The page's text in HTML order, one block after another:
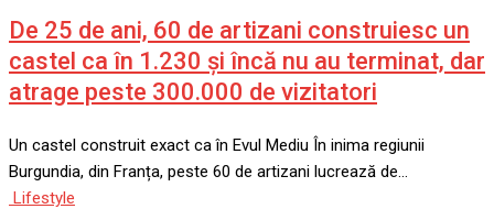
De 25 de ani, 60 de artizani construiesc un
castel ca în 1.230 și încă nu au terminat, dar
atrage peste 300.000 de vizitatori
Un castel construit exact ca în Evul Mediu În inima regiunii
Burgundia, din Franța, peste 60 de artizani lucrează de…
Lifestyle